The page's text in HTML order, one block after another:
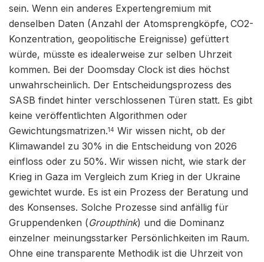
sein. Wenn ein anderes Expertengremium mit
denselben Daten (Anzahl der Atomsprengköpfe, CO2-
Konzentration, geopolitische Ereignisse) gefüttert
würde, müsste es idealerweise zur selben Uhrzeit
kommen. Bei der Doomsday Clock ist dies höchst
unwahrscheinlich. Der Entscheidungsprozess des
SASB findet hinter verschlossenen Türen statt. Es gibt
keine veröffentlichten Algorithmen oder
Gewichtungsmatrizen.14 Wir wissen nicht, ob der
Klimawandel zu 30% in die Entscheidung von 2026
einfloss oder zu 50%. Wir wissen nicht, wie stark der
Krieg in Gaza im Vergleich zum Krieg in der Ukraine
gewichtet wurde. Es ist ein Prozess der Beratung und
des Konsenses. Solche Prozesse sind anfällig für
Gruppendenken (Groupthink) und die Dominanz
einzelner meinungsstarker Persönlichkeiten im Raum.
Ohne eine transparente Methodik ist die Uhrzeit von